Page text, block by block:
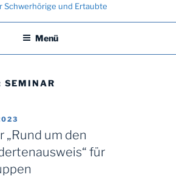
und Ertaubte
Menü
SEMINAR
„Rund um den
für